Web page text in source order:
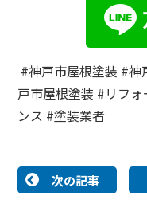
#神戸市屋根塗装 #
戸市屋根塗装 #リフ
ンス #塗装業者
次の記事